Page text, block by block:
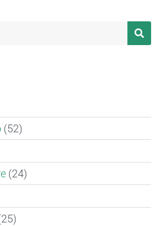
(52)
(24)